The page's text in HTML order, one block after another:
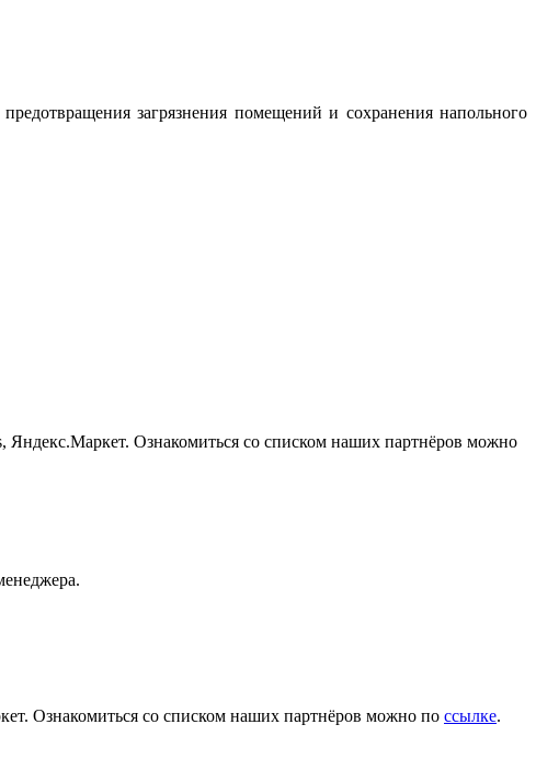
загрязнения помещений и сохранения напольного
Ознакомиться со списком наших партнёров можно
Ознакомиться со списком наших партнёров можно по ссылке.